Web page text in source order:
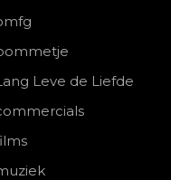
Leve de Liefde